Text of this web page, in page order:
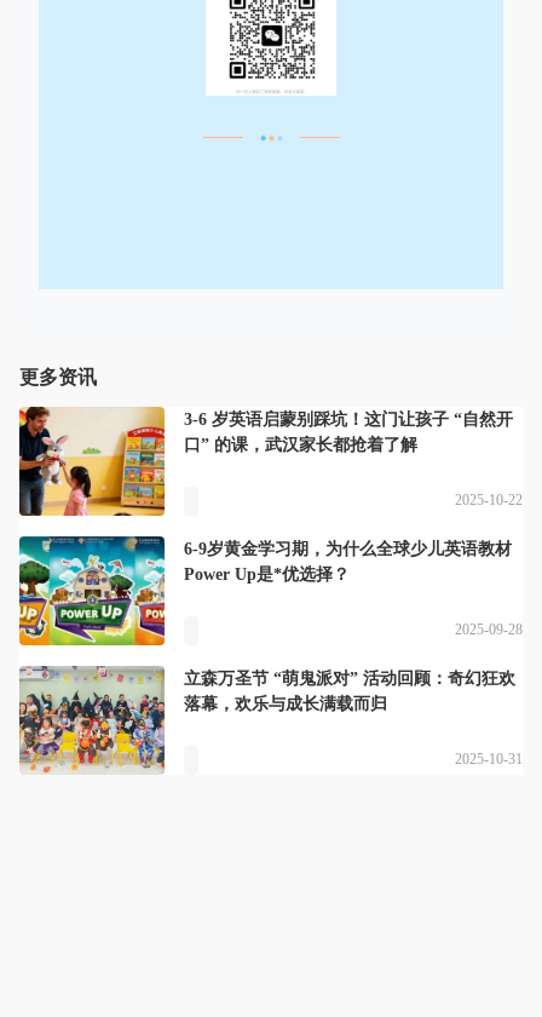
更多资讯
3-6 岁英语启蒙别踩坑！这门让孩子 “自然开
口” 的课，武汉家长都抢着了解
2025-10-22
6-9岁黄金学习期，为什么全球少儿英语教材
Power Up是*优选择？
2025-09-28
立森万圣节 “萌鬼派对” 活动回顾：奇幻狂欢
落幕，欢乐与成长满载而归
2025-10-31